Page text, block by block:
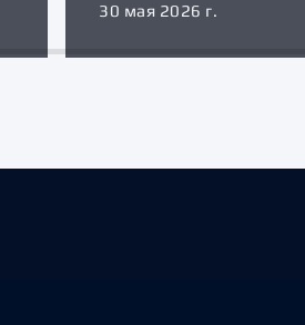
30 мая 2026 г.